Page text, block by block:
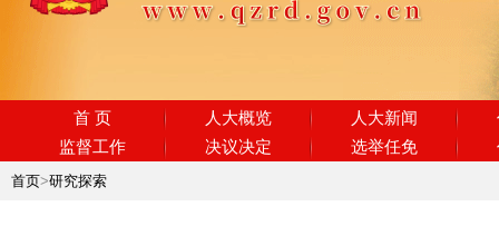
首 页 人大概览 人大新闻
监督工作
决议决定 选举任免
首页>研究探索